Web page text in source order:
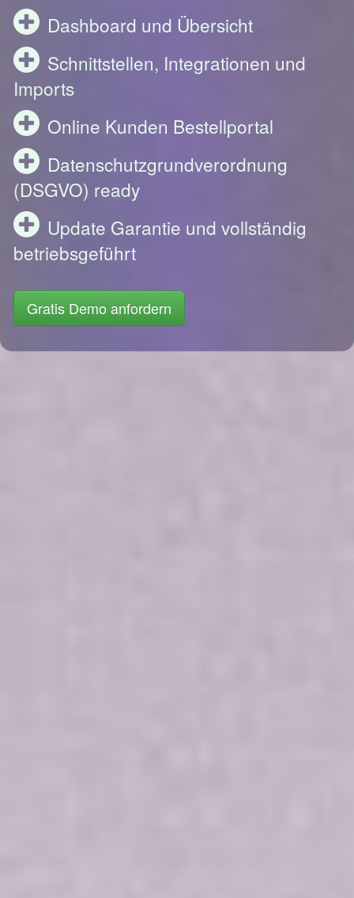
Dashboard und Übersicht
Schnittstellen, Integrationen und
Imports
Online Kunden Bestellportal
Datenschutzgrundverordnung
(DSGVO) ready
Update Garantie und vollständig
betriebsgeführt
Gratis Demo anfordern